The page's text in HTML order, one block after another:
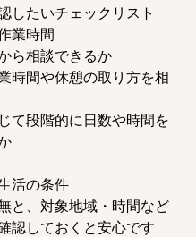
したいチェックリスト
業時間
ら相談できるか
時間や休憩の取り方を相
て段階的に日数や時間を
活の条件
と、対象地域・時間など
認しておくと安心です